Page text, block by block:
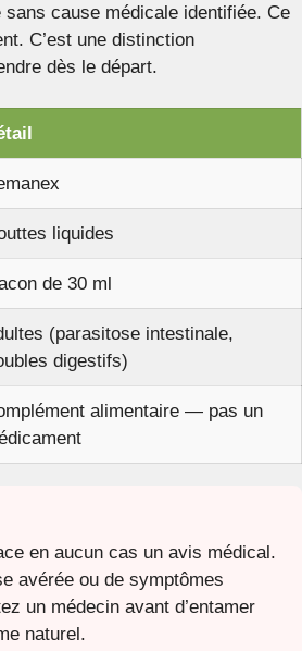
sans cause médicale identifiée. Ce
C’est une distinction
dès le départ.
liquides
de 30 ml
(parasitose intestinale,
digestifs)
alimentaire — pas un
en aucun cas un avis médical.
avérée ou de symptômes
un médecin avant d’entamer
naturel.